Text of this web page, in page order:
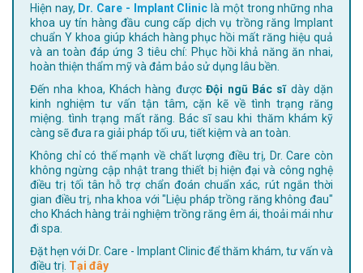
Hiện nay, Dr. Care - Implant Clinic là một trong những nha
khoa uy tín hàng đầu cung cấp dịch vụ trồng răng Implant
chuẩn Y khoa giúp khách hàng phục hồi mất răng hiệu quả
và an toàn đáp ứng 3 tiêu chí: Phục hồi khả năng ăn nhai,
hoàn thiện thẩm mỹ và đảm bảo sử dụng lâu bền.
Đến nha khoa, Khách hàng đượcĐội ngũ Bác sĩdày dặn
kinh nghiệm tư vấn tận tâm, cặn kẽ về tình trạng răng
miệng. tình trạng mất răng. Bác sĩ sau khi thăm khám kỹ
càng sẽ đưa ra giải pháp tối ưu, tiết kiệm và an toàn.
Không chỉ có thế mạnh về chất lượng điều trị, Dr. Care còn
không ngừng cập nhật trang thiết bị hiện đại và công nghệ
điều trị tối tân hỗ trợ chẩn đoán chuẩn xác, rút ngắn thời
gian điều trị, nha khoa với "Liệu pháp trồng răng không đau"
cho Khách hàng trải nghiệm trồng răng êm ái, thoải mái như
đi spa.
Đặt hẹn với Dr. Care - Implant Clinic để thăm khám, tư vấn và
điều trị. Tại đây